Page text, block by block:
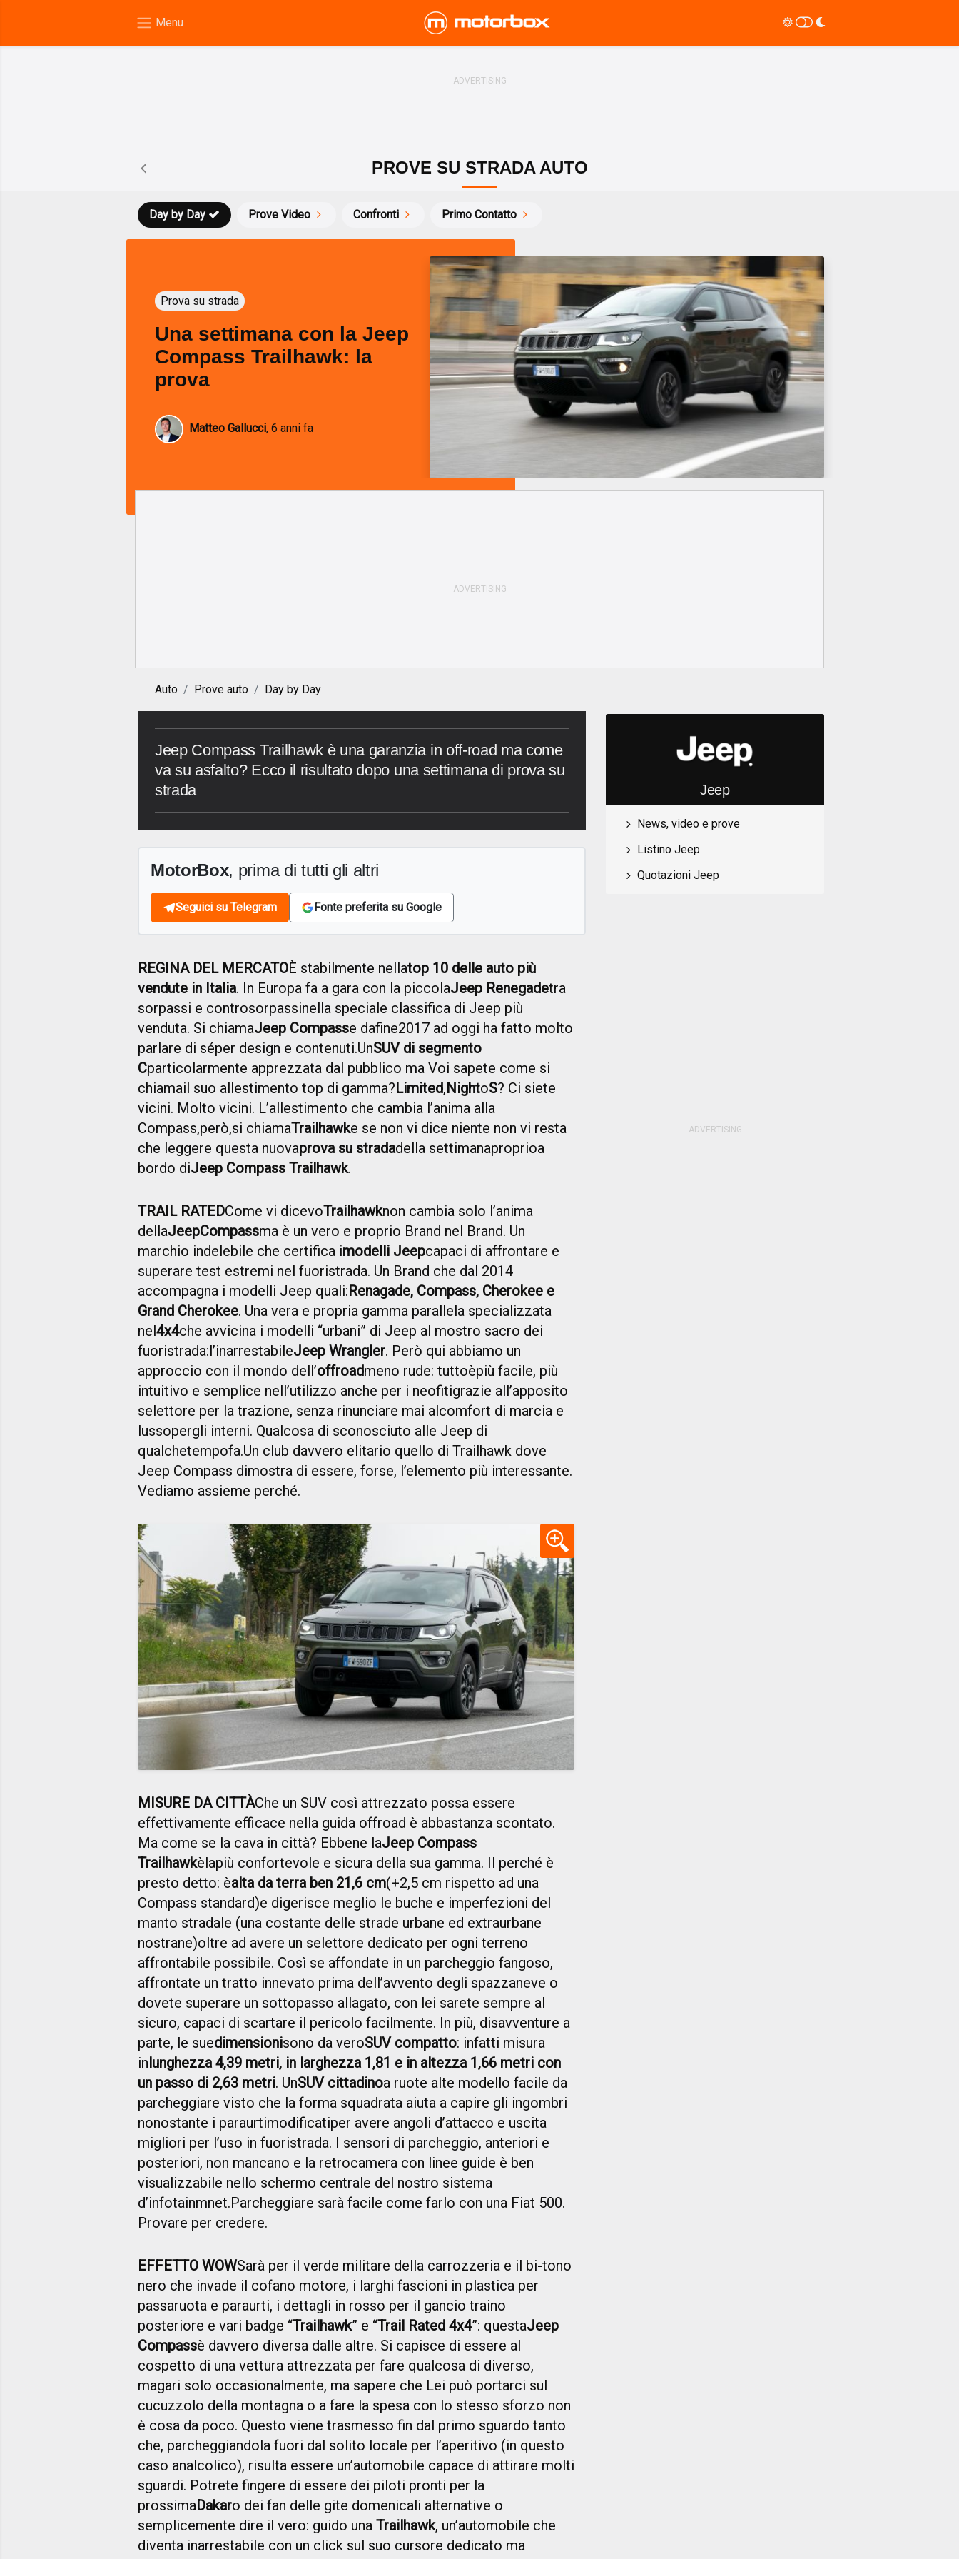
PROVE SU STRADA AUTO
Prove Video Confronti Primo Contatto
Day by Day
Prova su strada
Una settimana con la Jeep
Compass Trailhawk: la
prova
Matteo Gallucci, 6 anni fa
Auto Prove auto Day by Day
Jeep Compass Trailhawk è una garanzia in off-road ma come
va su asfalto? Ecco il risultato dopo una settimana di prova su
strada
MotorBox, prima di tutti gli altri
Seguici su Telegram Fonte preferita su Google
REGINA DEL MERCATOÈ stabilmente nellatop 10 delle auto più
vendute in Italia. In Europa fa a gara con la piccolaJeep Renegadetra
sorpassi e controsorpassinella speciale classifica di Jeep più
venduta. Si chiamaJeep Compasse dafine2017 ad oggi ha fatto molto
parlare di séper design e contenuti.UnSUV di segmento
Cparticolarmente apprezzata dal pubblico ma Voi sapete come si
chiamail suo allestimento top di gamma?Limited,NightoS? Ci siete
vicini. Molto vicini. L’allestimento che cambia l’anima alla
Compass,però,si chiamaTrailhawke se non vi dice niente non vi resta
che leggere questa nuovaprova su stradadella settimanaproprioa
bordo diJeep Compass Trailhawk.
TRAIL RATEDCome vi dicevoTrailhawknon cambia solo l’anima
dellaJeepCompassma è un vero e proprio Brand nel Brand. Un
marchio indelebile che certifica imodelli Jeepcapaci di affrontare e
superare test estremi nel fuoristrada. Un Brand che dal 2014
accompagna i modelli Jeep quali:Renagade, Compass, Cherokee e
Grand Cherokee. Una vera e propria gamma parallela specializzata
nel4x4che avvicina i modelli “urbani” di Jeep al mostro sacro dei
fuoristrada:l’inarrestabileJeep Wrangler. Però qui abbiamo un
approccio con il mondo dell’offroadmeno rude: tuttoèpiù facile, più
intuitivo e semplice nell’utilizzo anche per i neofitigrazie all’apposito
selettore per la trazione, senza rinunciare mai alcomfort di marcia e
lussopergli interni. Qualcosa di sconosciuto alle Jeep di
qualchetempofa.Un club davvero elitario quello di Trailhawk dove
Jeep Compass dimostra di essere, forse, l’elemento più interessante.
Vediamo assieme perché.
MISURE DA CITTÀChe un SUV così attrezzato possa essere
effettivamente efficace nella guida offroad è abbastanza scontato.
Ma come se la cava in città? Ebbene laJeep Compass
Trailhawkèlapiù confortevole e sicura della sua gamma. Il perché è
presto detto: èalta da terra ben 21,6 cm(+2,5 cm rispetto ad una
Compass standard)e digerisce meglio le buche e imperfezioni del
manto stradale (una costante delle strade urbane ed extraurbane
nostrane)oltre ad avere un selettore dedicato per ogni terreno
affrontabile possibile. Così se affondate in un parcheggio fangoso,
affrontate un tratto innevato prima dell’avvento degli spazzaneve o
dovete superare un sottopasso allagato, con lei sarete sempre al
sicuro, capaci di scartare il pericolo facilmente. In più, disavventure a
parte, le suedimensionisono da veroSUV compatto: infatti misura
inlunghezza 4,39 metri, in larghezza 1,81 e in altezza 1,66 metri con
un passo di 2,63 metri. UnSUV cittadinoa ruote alte modello facile da
parcheggiare visto che la forma squadrata aiuta a capire gli ingombri
nonostante i paraurtimodificatiper avere angoli d’attacco e uscita
migliori per l’uso in fuoristrada. I sensori di parcheggio, anteriori e
posteriori, non mancano e la retrocamera con linee guide è ben
visualizzabile nello schermo centrale del nostro sistema
d’infotainmnet.Parcheggiare sarà facile come farlo con una Fiat 500.
Provare per credere.
EFFETTO WOWSarà per il verde militare della carrozzeria e il bi-tono
nero che invade il cofano motore, i larghi fascioni in plastica per
passaruota e paraurti, i dettagli in rosso per il gancio traino
posteriore e vari badge “Trailhawk” e “Trail Rated 4x4”: questaJeep
Compassè davvero diversa dalle altre. Si capisce di essere al
cospetto di una vettura attrezzata per fare qualcosa di diverso,
magari solo occasionalmente, ma sapere che Lei può portarci sul
cucuzzolo della montagna o a fare la spesa con lo stesso sforzo non
è cosa da poco. Questo viene trasmesso fin dal primo sguardo tanto
che, parcheggiandola fuori dal solito locale per l’aperitivo (in questo
caso analcolico), risulta essere un’automobile capace di attirare molti
sguardi. Potrete fingere di essere dei piloti pronti per la
prossima Dakaro dei fan delle gite domenicali alternative o
semplicemente dire il vero: guido una Trailhawk, un’automobile che
diventa inarrestabile con un click sul suo cursore dedicato ma
Jeep
News, video e prove
Listino Jeep
Quotazioni Jeep